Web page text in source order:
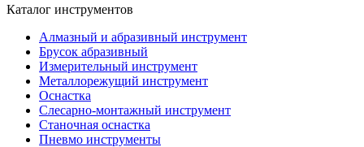
Каталог инструментов
Алмазный и абразивный инструмент
Брусок абразивный
Измерительный инструмент
Металлорежущий инструмент
Оснастка
Слесарно-монтажный инструмент
Станочная оснастка
Пневмо инструменты